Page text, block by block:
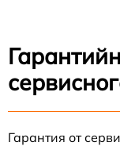
Гарантия от